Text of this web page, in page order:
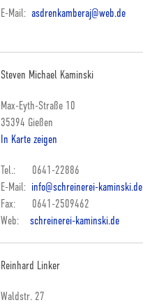
E-Mail: asdrenkamberaj@web.de
Steven Michael Kaminski
Max-Eyth-Straße 10
35394 Gießen
In Karte zeigen
Tel.: 0641-22886
E-Mail: info@schreinerei-kaminski.de
Fax: 0641-2509462
Web: schreinerei-kaminski.de
Reinhard Linker
Waldstr. 27